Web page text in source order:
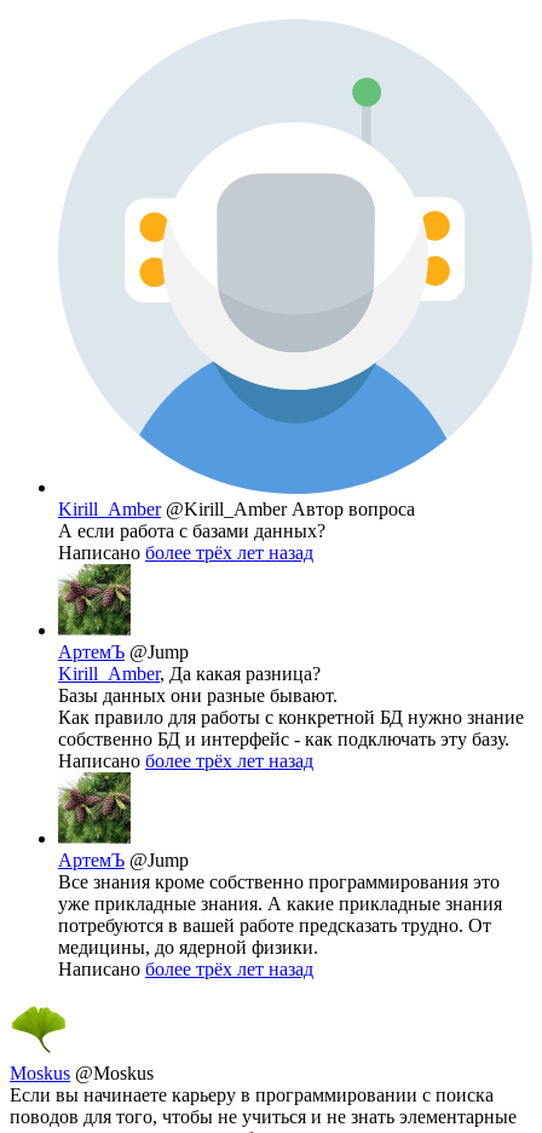
Kirill_Amber @Kirill_Amber Автор вопроса
А если работа с базами данных?
Написано более трёх лет назад
АртемЪ @Jump
Kirill_Amber, Да какая разница?
Базы данных они разные бывают.
Как правило для работы с конкретной БД нужно знание
собственно БД и интерфейс - как подключать эту базу.
Написано более трёх лет назад
АртемЪ @Jump
Все знания кроме собственно программирования это
уже прикладные знания. А какие прикладные знания
потребуются в вашей работе предсказать трудно. От
медицины, до ядерной физики.
Написано более трёх лет назад
Moskus @Moskus
Если вы начинаете карьеру в программировании с поиска
поводов для того, чтобы не учиться и не знать элементарные